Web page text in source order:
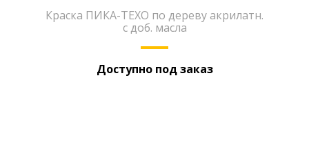
Краска ПИКА-ТЕХО по дереву акрилатн.
с доб. масла
Доступно под заказ